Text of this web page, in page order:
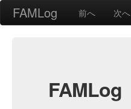
FAMLog 前へ 次へ
FAMLog